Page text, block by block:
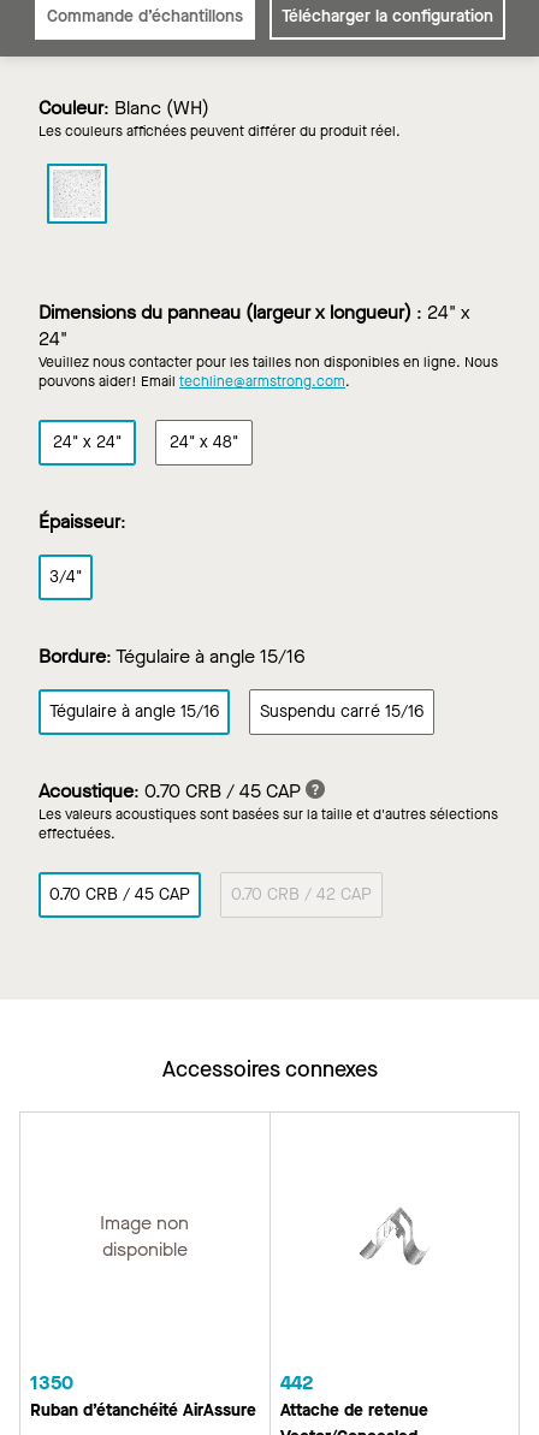
Commande d’échantillons Télécharger la configuration
Couleur: Blanc (WH)
Les couleurs affichées peuvent différer du produit réel.
Scolaire
AIRASSURE
dans
Dimensions du panneau (largeur x longueur) : 24" x
24"
Veuillez nous contacter pour les tailles non disponibles en ligne. Nous
pouvons aider! Email techline@armstrong.com.
24" x 24" 24" x 48"
Épaisseur:
3/4"
Bordure:Tégulaire à angle 15/16
Tégulaire à angle 15/16 Suspendu carré 15/16
Acoustique: 0.70 CRB / 45 CAP
Les valeurs acoustiques sont basées sur la taille et d'autres sélections
effectuées.
0.70 CRB / 45 CAP 0.70 CRB / 42 CAP
Accessoires connexes
Image non
disponible
1350
Ruban d’étanchéité AirAssure
442
Attache de retenue